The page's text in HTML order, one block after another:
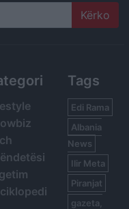
Tags
Edi Rama
Albania
News
Ilir Meta
Piranjat
gazeta,